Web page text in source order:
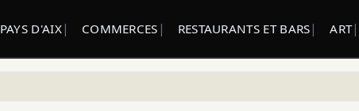
PAYS D'AIX COMMERCES RESTAURANTS ET BARS ART